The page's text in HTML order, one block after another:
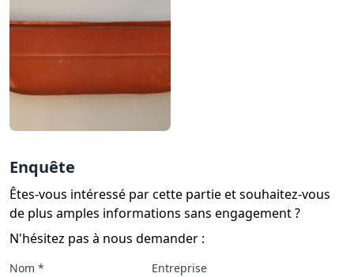
Enquête
Êtes-vous intéressé par cette partie et souhaitez-vous
de plus amples informations sans engagement ?
N'hésitez pas à nous demander :
Nom * Entreprise